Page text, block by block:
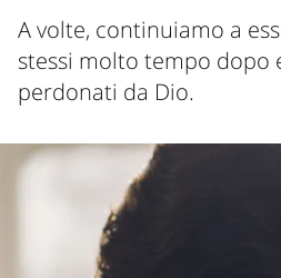
A volte, continuiamo a
stessi molto tempo dopo
perdonati da Dio.